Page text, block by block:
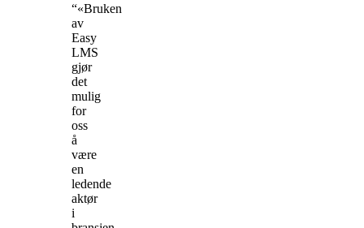
“«Bruken
av
Easy
LMS
gjør
det
mulig
for
oss
å
være
en
ledende
aktør
i